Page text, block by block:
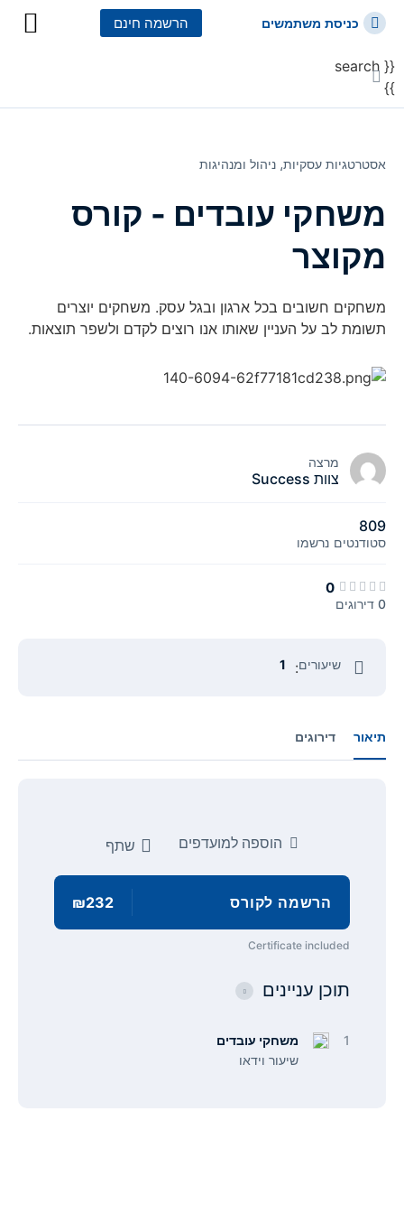
כניסת משתמשים הרשמה חינם
{{ search
}}
אסטרטגיות עסקיות⸲ ניהול ומנהיגות
משחקי עובדים - קורס
מקוצר
משחקים חשובים בכל ארגון ובגל עסק. משחקים יוצרים
תשומת לב על העניין שאותו אנו רוצים לקדם ולשפר תוצאות.
מרצה
צוות Success
809
סטודנטים נרשמו
0
0 דירוגים
שיעורים:
1
תיאור דירוגים
הוספה למועדפים שתף
הרשמה לקורס ₪232
Certificate included
תוכן עניינים
1
משחקי עובדים
שיעור וידאו